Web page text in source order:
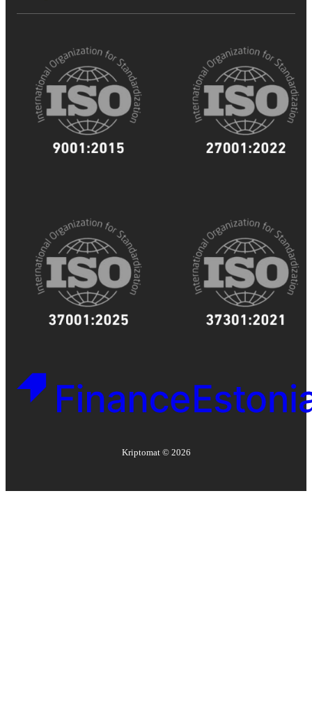
Kriptomat © 2026